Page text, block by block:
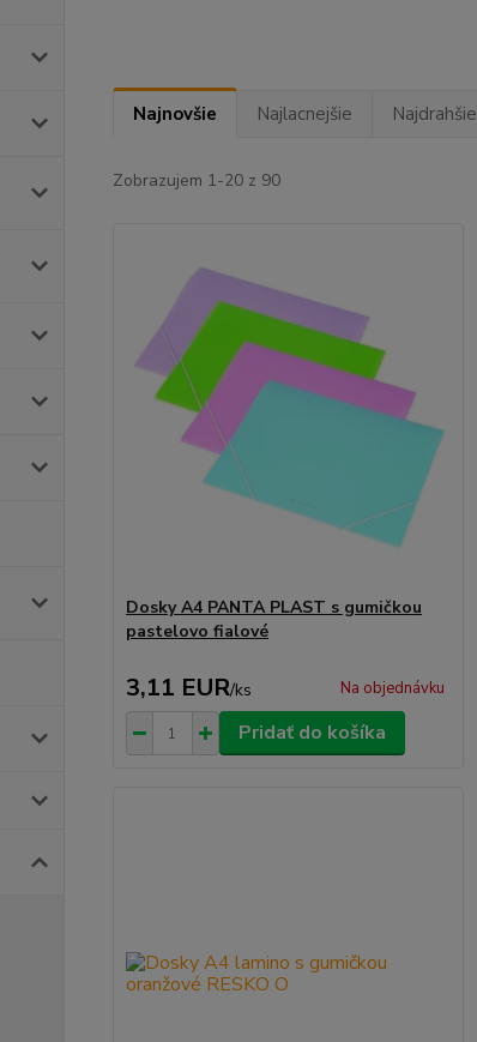
Najnovšie Najlacnejšie Najdrahšie
Zobrazujem 1-20 z 90
Dosky A4 PANTA PLAST s gumičkou
pastelovo fialové
3,11 EUR/ks Na objednávku
Pridať do košíka